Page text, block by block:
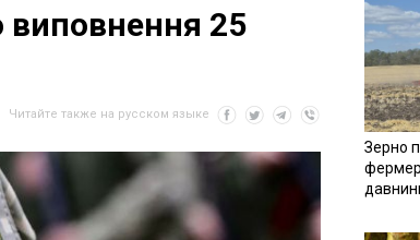
25
Читайте также на русском языке
Зерно